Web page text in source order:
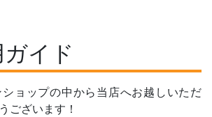
イド
ョップの中から当店へお越しいただ
ございます！